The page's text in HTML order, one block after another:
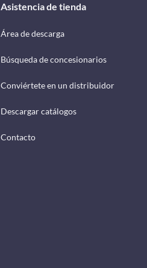
Asistencia de tienda
Área de descarga
Búsqueda de concesionarios
Conviértete en un distribuidor
Descargar catálogos
Contacto